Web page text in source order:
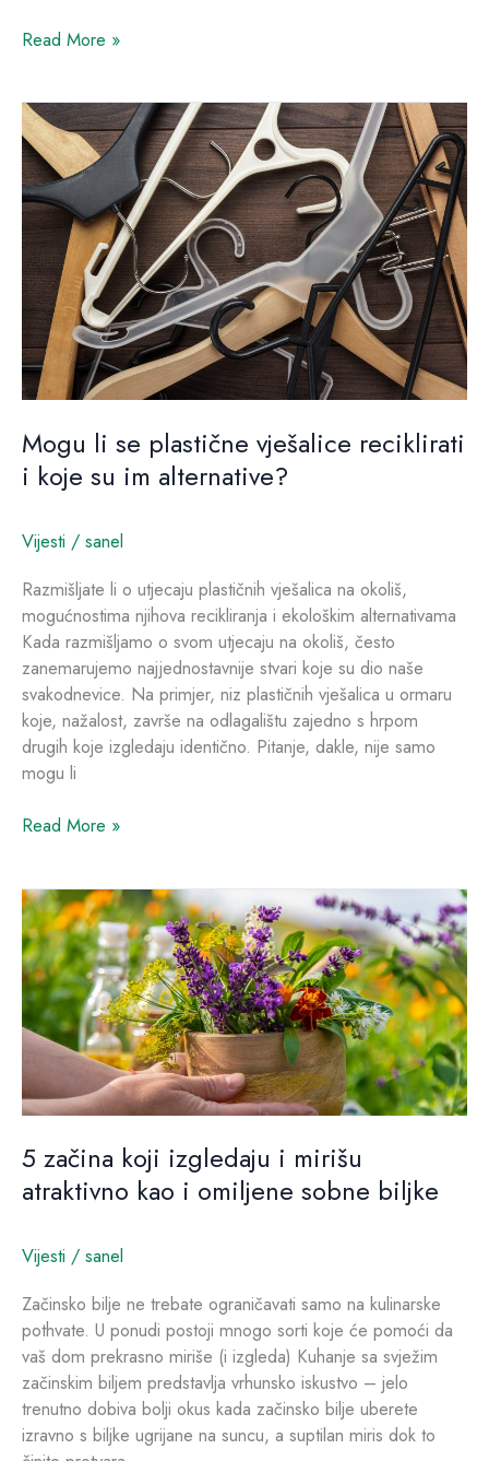
Read More »
Mogu li se plastične vješalice reciklirati
i koje su im alternative?
Vijesti / sanel
Razmišljate li o utjecaju plastičnih vješalica na okoliš,
mogućnostima njihova recikliranja i ekološkim alternativama
Kada razmišljamo o svom utjecaju na okoliš, često
zanemarujemo najjednostavnije stvari koje su dio naše
svakodnevice. Na primjer, niz plastičnih vješalica u ormaru
koje, nažalost, završe na odlagalištu zajedno s hrpom
drugih koje izgledaju identično. Pitanje, dakle, nije samo
mogu li
Mogu
li
se
plastične
vješalice
reciklirati
i
koje
su
im
alternative?
Read More »
5 začina koji izgledaju i mirišu
atraktivno kao i omiljene sobne biljke
Vijesti / sanel
Začinsko bilje ne trebate ograničavati samo na kulinarske
pothvate. U ponudi postoji mnogo sorti koje će pomoći da
vaš dom prekrasno miriše (i izgleda) Kuhanje sa svježim
začinskim biljem predstavlja vrhunsko iskustvo – jelo
trenutno dobiva bolji okus kada začinsko bilje uberete
izravno s biljke ugrijane na suncu, a suptilan miris dok to
5
začina
koji
izgledaju
i
mirišu
atraktivno
kao
i
sobne
biljke